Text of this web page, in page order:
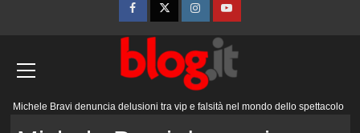
FacebookTwitterInstagramYouTube
Michele Bravi denuncia delusioni tra vip e falsità nel mondo dello spettacolo